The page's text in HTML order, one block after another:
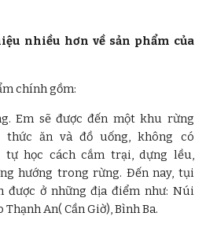
nhiều hơn về sản phẩm của
chính gồm:
Em sẽ được đến một khu rừng
thức ăn và đồ uống, không có
tự học cách cắm trại, dựng lều,
hướng trong rừng. Đến nay, tụi
được ở những địa điểm như: Núi
An( Cần Giờ), Bình Ba.